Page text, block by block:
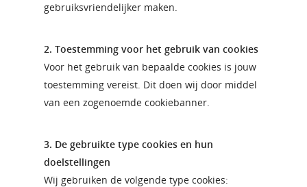
gebruiksvriendelijker maken.
2. Toestemming voor het gebruik van cookies
Voor het gebruik van bepaalde cookies is jouw
toestemming vereist. Dit doen wij door middel
van een zogenoemde cookiebanner.
3. De gebruikte type cookies en hun
doelstellingen
Wij gebruiken de volgende type cookies: